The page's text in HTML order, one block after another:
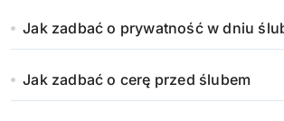
Jak zadbać o prywatność w dniu
Jak zadbać o cerę przed ślubem